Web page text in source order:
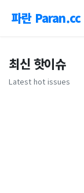
파란 Paran.cc
최신 핫이슈
Latest hot issues